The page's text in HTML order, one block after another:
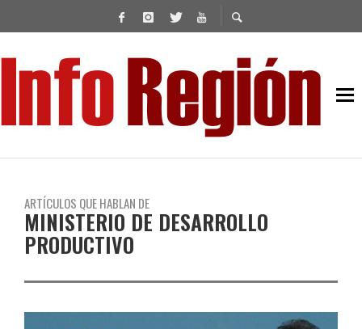
ARTÍCULOS QUE HABLAN DE
MINISTERIO DE DESARROLLO
PRODUCTIVO